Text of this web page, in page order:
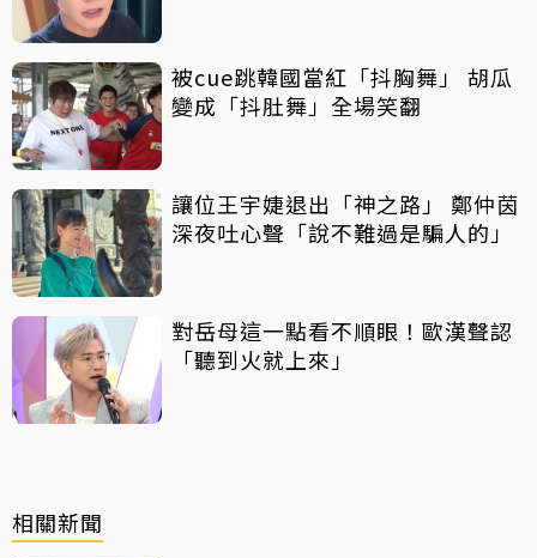
被cue跳韓國當紅「抖胸舞」 胡瓜
變成「抖肚舞」全場笑翻
讓位王宇婕退出「神之路」 鄭仲茵
深夜吐心聲「說不難過是騙人的」
對岳母這一點看不順眼！歐漢聲認
「聽到火就上來」
相關新聞